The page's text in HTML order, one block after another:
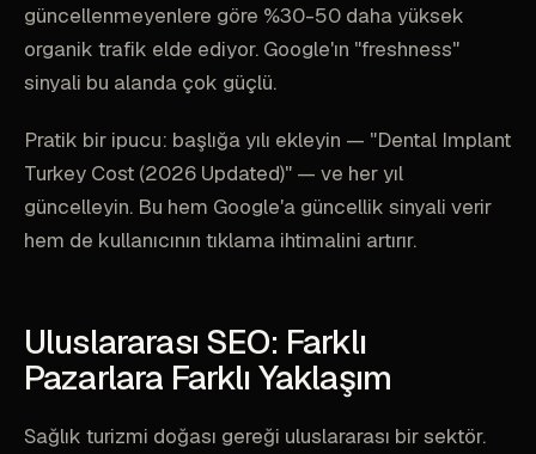
güncellenmeyenlere göre %30-50 daha yüksek
organik trafik elde ediyor. Google'ın "freshness"
sinyali bu alanda çok güçlü.
Pratik bir ipucu: başlığa yılı ekleyin — "Dental Implant
Turkey Cost (2026 Updated)" — ve her yıl
güncelleyin. Bu hem Google'a güncellik sinyali verir
hem de kullanıcının tıklama ihtimalini artırır.
Uluslararası SEO: Farklı
Pazarlara Farklı Yaklaşım
Sağlık turizmi doğası gereği uluslararası bir sektör.